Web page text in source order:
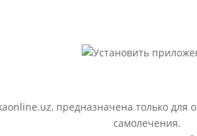
предназначена только для
самолечения.